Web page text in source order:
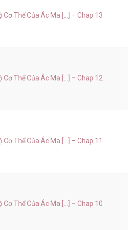
Cơ Thể Của Ác Ma [...] – Chap 13
Cơ Thể Của Ác Ma [...] – Chap 12
Cơ Thể Của Ác Ma [...] – Chap 11
Cơ Thể Của Ác Ma [...] – Chap 10